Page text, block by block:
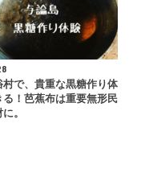
村で、貴重な黒糖作り体
る！芭蕉布は重要無形民
。